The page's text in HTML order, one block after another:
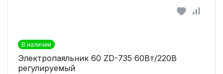
В наличии
Электропаяльник 60 ZD-735 60Вт/220В
регулируемый